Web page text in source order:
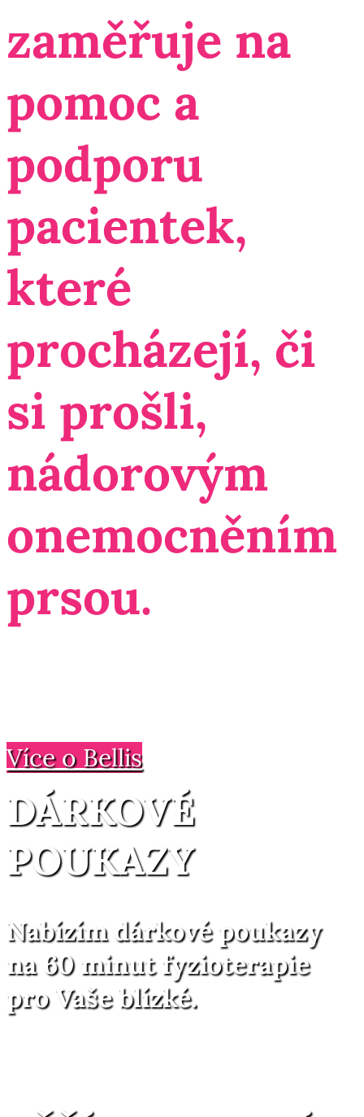
zaměřuje na
pomoc a
podporu
pacientek,
které
procházejí, či
si prošli,
nádorovým
onemocněním
prsou.
Více o Bellis
DÁRKOVÉ
POUKAZY
Nabízím dárkové poukazy
na 60 minut fyzioterapie
pro Vaše blízké.